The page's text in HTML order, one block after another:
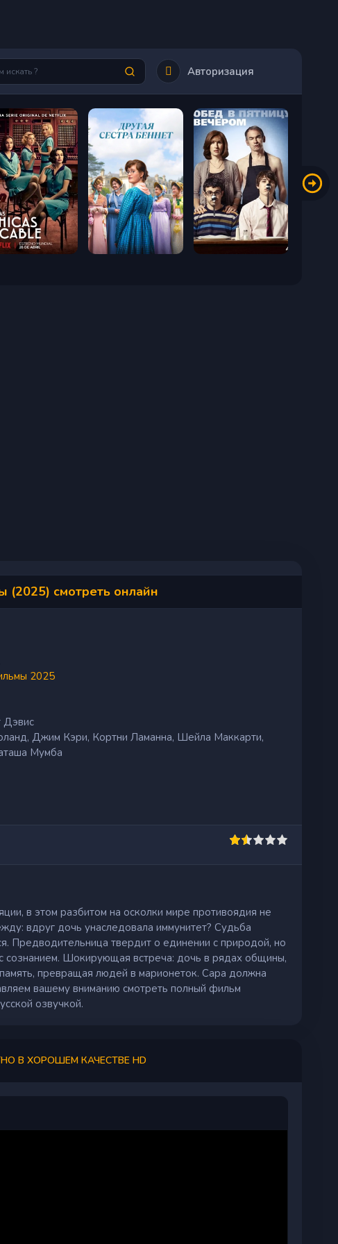
Авторизация
(2025) смотреть онлайн
2025
Дэвис
Джим Кэри, Кортни Ламанна, Шейла Маккарти,
Мумба
в этом разбитом на осколки мире противоядия не
вдруг дочь унаследовала иммунитет? Судьба
Предводительница твердит о единении с природой, но
сознанием. Шокирующая встреча: дочь в рядах общины,
превращая людей в марионеток. Сара должна
вашему вниманию смотреть полный фильм
озвучкой.
В ХОРОШЕМ КАЧЕСТВЕ HD